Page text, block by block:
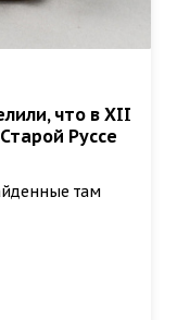
что в XII
Руссе
там